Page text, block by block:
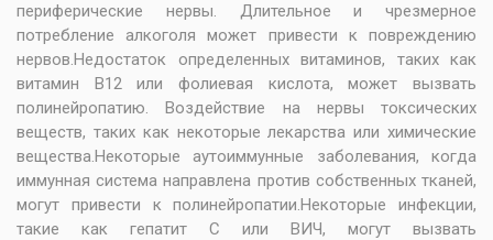
периферические нервы. Длительное и чрезмерное
потребление алкоголя может привести к повреждению
нервов.Недостаток определенных витаминов, таких как
витамин B12 или фолиевая кислота, может вызвать
полинейропатию. Воздействие на нервы токсических
веществ, таких как некоторые лекарства или химические
вещества.Некоторые аутоиммунные заболевания, когда
иммунная система направлена против собственных тканей,
могут привести к полинейропатии.Некоторые инфекции,
такие как гепатит C или ВИЧ, могут вызвать